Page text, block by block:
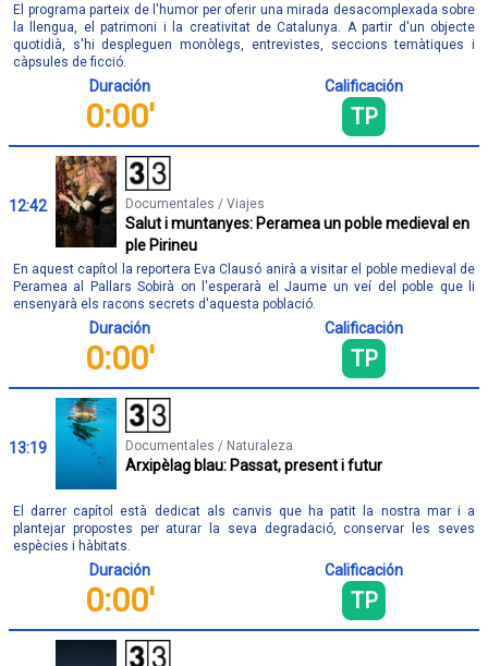
El programa parteix de l'humor per oferir una mirada desacomplexada sobre
la llengua, el patrimoni i la creativitat de Catalunya. A partir d'un objecte
quotidià, s'hi despleguen monòlegs, entrevistes, seccions temàtiques i
càpsules de ficció.
Duración
0:00'
Calificación
TP
12:42 Documentales / Viajes
Salut i muntanyes: Peramea un poble medieval en
ple Pirineu
En aquest capítol la reportera Eva Clausó anirà a visitar el poble medieval de
Peramea al Pallars Sobirà on l'esperarà el Jaume un veí del poble que li
ensenyarà els racons secrets d'aquesta població.
Duración
0:00'
Calificación
TP
13:19 Documentales / Naturaleza
Arxipèlag blau: Passat, present i futur
El darrer capítol està dedicat als canvis que ha patit la nostra mar i a
plantejar propostes per aturar la seva degradació, conservar les seves
espècies i hàbitats.
Duración
0:00'
Calificación
TP